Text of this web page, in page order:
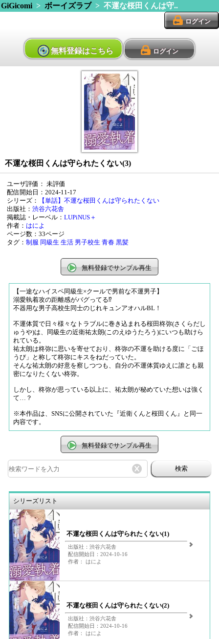
GiGicomi> ボーイズラブ> 不運な桜田くんは守..
ログイン
無料登録はこちら ログイン
不運な桜田くんは守られたくない(3)
ユーザ評価： 未評価
配信開始日：2024-11-17
シリーズ：
【単話】不運な桜田くんは守られたくない
出版社：渋谷六花舎
掲載誌・レーベル：LUPiNUS＋
作者： はによ
ページ数：33ページ
タグ：制服 同級生 生活 男子校生 青春 黒髪
無料登録でサンプル再生
【一途なハイスペ同級生×クールで男前な不運男子】
溺愛執着攻の距離感がバグってる⁉
不器用な男子高校生同士のじれキュンアオハルBL！
不運体質で日々様々なトラブルに巻き込まれる桜田柊弥(さくらだし
ゅうや)は、同級生の近衛祐太朗(このえゆうたろう)にいつも助けら
れている。
祐太朗は柊弥に思いを寄せており、柊弥の不運を助ける度に「ごほ
うび」と称して柊弥にキスをねだっていた。
そんな祐太朗の好意を察しつつも、自分の不運体質ゆえに誰とも親
密になりたくない柊弥。
しかし、柊弥が思っている以上に、祐太朗が秘めていた想いは強く
て…？
※本作品は、SNSに公開されていた『近衛くんと桜田くん』と同一
内容です。
無料登録でサンプル再生
検索
シリーズリスト
不運な桜田くんは守られたくない(1)
出版社：渋谷六花舎
配信開始日：2024-10-16
作者： はによ
不運な桜田くんは守られたくない(2)
出版社：渋谷六花舎
配信開始日：2024-10-16
作者： はによ